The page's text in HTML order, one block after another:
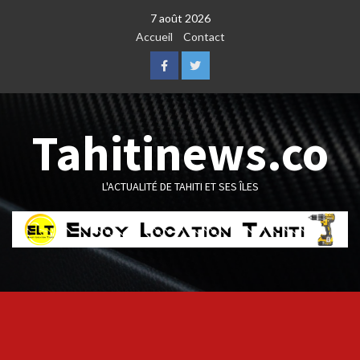
7 août 2026
Accueil
Contact
FacebookTwitter
Tahitinews.co
L'ACTUALITÉ DE TAHITI ET SES ÎLES